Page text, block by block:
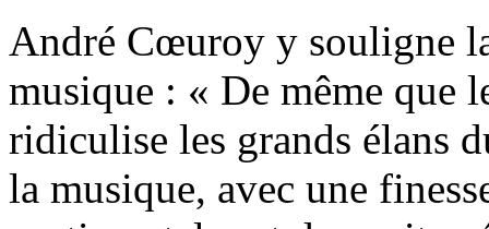
André Cœuroy y souligne
musique : « De même que
ridiculise les grands élans
la musique, avec une